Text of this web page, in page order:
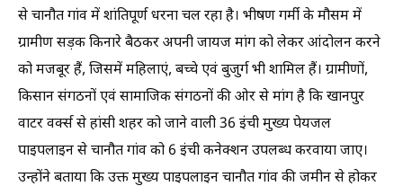
से चानौत गांव में शांतिपूर्ण धरना चल रहा है। भीषण गर्मी के मौसम में
ग्रामीण सड़क किनारे बैठकर अपनी जायज मांग को लेकर आंदोलन करने
को मजबूर हैं, जिसमें महिलाएं, बच्चे एवं बुजुर्ग भी शामिल हैं। ग्रामीणों,
किसान संगठनों एवं सामाजिक संगठनों की ओर से मांग है कि खानपुर
वाटर वर्क्स से हांसी शहर को जाने वाली 36 इंची मुख्य पेयजल
पाइपलाइन से चानौत गांव को 6 इंची कनेक्शन उपलब्ध करवाया जाए।
उन्होंने बताया कि उक्त मुख्य पाइपलाइन चानौत गांव की जमीन से होकर